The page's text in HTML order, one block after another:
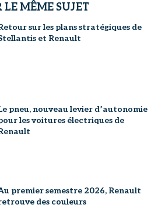
LE MÊME SUJET
sur les plans stratégiques de
et Renault
pneu, nouveau levier d’autonomie
les voitures électriques de
premier semestre 2026, Renault
des couleurs